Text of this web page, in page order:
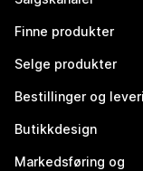
Finne produkter
Selge produkter
Bestillinger og
Butikkdesign
Markedsføring og